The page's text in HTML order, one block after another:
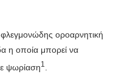
οροαρνητική
η οποία μπορεί να
ψωρίαση1